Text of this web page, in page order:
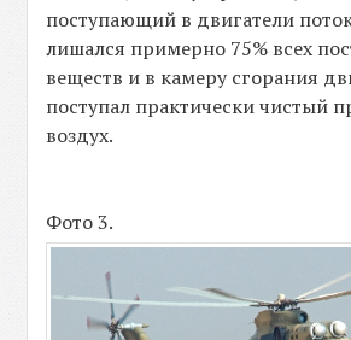
поступающий в двигатели
лишался примерно 75% всех
веществ и в камеру сгорания
поступал практически чистый
воздух.
Фото 3.